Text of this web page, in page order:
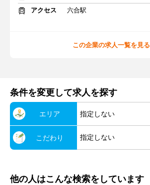
アクセス
六合駅
この企業の求人一覧を見る
条件を変更して求人を探す
エリア 指定しない
こだわり 指定しない
他の人はこんな検索をしています